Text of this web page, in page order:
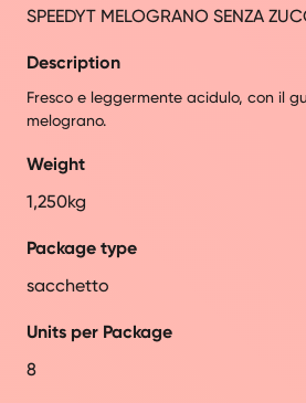
SPEEDYT MELOGRANO SENZA
Description
Fresco e leggermente acidulo, con il
melograno.
Weight
1,250kg
Package type
sacchetto
Units per Package
8